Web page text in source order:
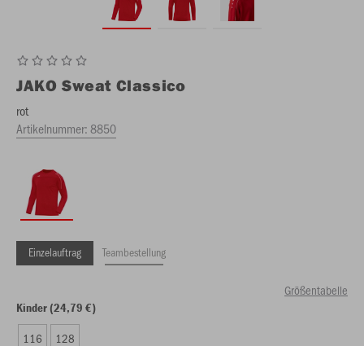
JAKO Sweat Classico
rot
Artikelnummer:8850
Einzelauftrag Teambestellung
Größentabelle
Kinder (24,79 €)
116 128